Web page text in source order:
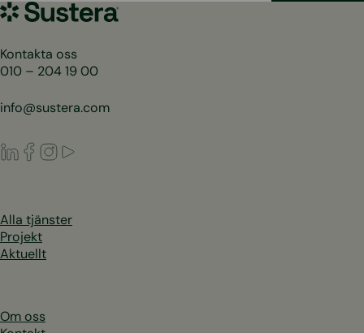
Sustera
Sweden
Kontakta oss
010 – 204 19 00
info@sustera.com
LinkedIn
Facebook
Instagram
Alla tjänster
Projekt
Aktuellt
Om oss